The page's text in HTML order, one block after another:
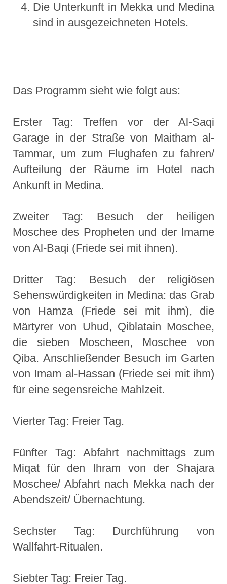
Die Unterkunft in Mekka und Medina
sind in ausgezeichneten Hotels.
Das Programm sieht wie folgt aus:
Erster Tag: Treffen vor der Al-Saqi
Garage in der Straße von Maitham al-
Tammar, um zum Flughafen zu fahren/
Aufteilung der Räume im Hotel nach
Ankunft in Medina.
Zweiter Tag: Besuch der heiligen
Moschee des Propheten und der Imame
von Al-Baqi (Friede sei mit ihnen).
Dritter Tag: Besuch der religiösen
Sehenswürdigkeiten in Medina: das Grab
von Hamza (Friede sei mit ihm), die
Märtyrer von Uhud, Qiblatain Moschee,
die sieben Moscheen, Moschee von
Qiba. Anschließender Besuch im Garten
von Imam al-Hassan (Friede sei mit ihm)
für eine segensreiche Mahlzeit.
Vierter Tag: Freier Tag.
Fünfter Tag: Abfahrt nachmittags zum
Miqat für den Ihram von der Shajara
Moschee/ Abfahrt nach Mekka nach der
Abendszeit/ Übernachtung.
Sechster Tag: Durchführung von
Wallfahrt-Ritualen.
Siebter Tag: Freier Tag.